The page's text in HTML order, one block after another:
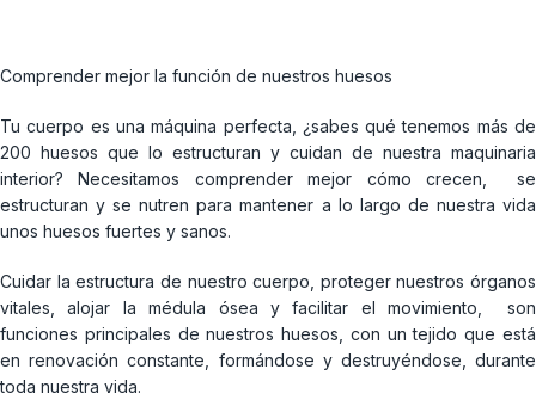
Comprender mejor la función de nuestros huesos
Tu cuerpo es una máquina perfecta, ¿sabes qué tenemos más de
200 huesos que lo estructuran y cuidan de nuestra maquinaria
interior? Necesitamos comprender mejor cómo crecen, se
estructuran y se nutren para mantener a lo largo de nuestra vida
unos huesos fuertes y sanos.
Cuidar la estructura de nuestro cuerpo, proteger nuestros órganos
vitales, alojar la médula ósea y facilitar el movimiento, son
funciones principales de nuestros huesos, con un tejido que está
en renovación constante, formándose y destruyéndose, durante
toda nuestra vida.